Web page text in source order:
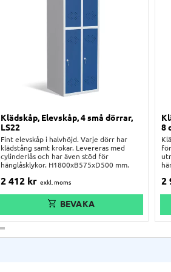
Klädskåp, Elevskåp, 4 små dörrar,
LS22
Fint elevskåp i halvhöjd. Varje dörr har
klädstång samt krokar. Levereras med
cylinderlås och har även stöd för
hänglåsklykor. H1800xB575xD500 mm.
2 412 kr
8
2